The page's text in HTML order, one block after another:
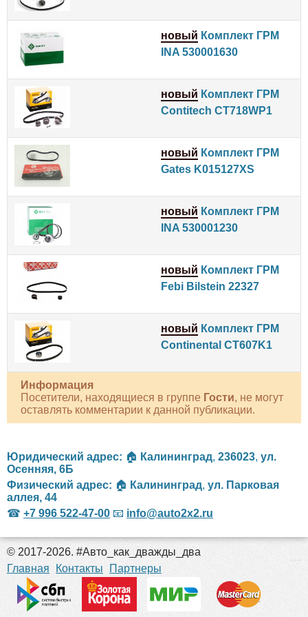
новый Комплект ГРМ
INA 530001630
новый Комплект ГРМ
Contitech CT718WP1
новый Комплект ГРМ
Gates K015127XS
новый Комплект ГРМ
INA 530001230
новый Комплект ГРМ
Febi Bilstein 22327
новый Комплект ГРМ
Continental CT607K1
Информация
Посетители, находящиеся в группе Гости, не могут
оставлять комментарии к данной публикации.
Юридический адрес: 🏠 Калининград, 236023, ул.
Осенняя, 6Б
Физический адрес: 🏠 Калининград, ул. Парковая
аллея, 44
☎ +7 996 522-47-00 📧 info@auto2x2.ru
© 2017-2026. #Авто_как_дважды_два
Главная
Контакты Партнеры